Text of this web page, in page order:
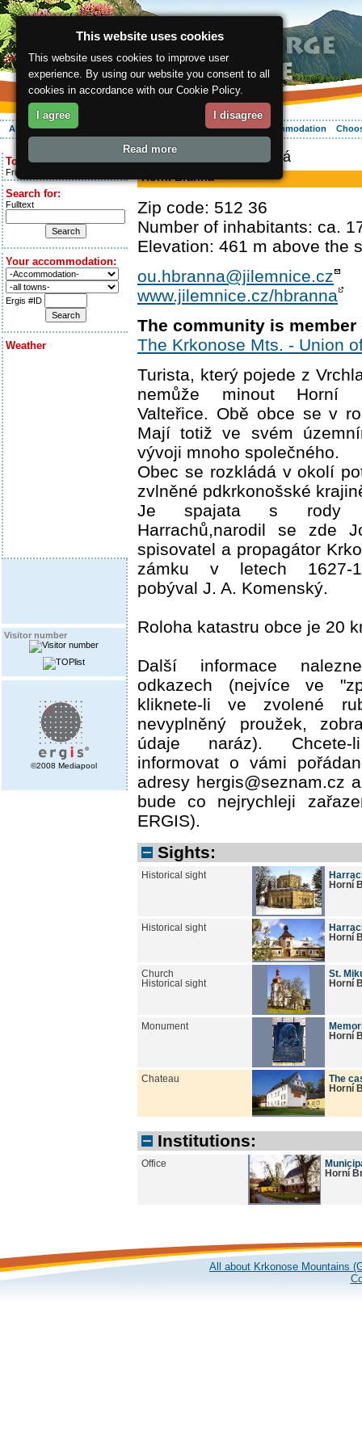
About the region Your vacation Accommodation
Today is:
Friday 7.08.2026
Search for:
Fulltext
Your accommodation:
Ergis #ID
Weather
Visitor number
©2008 Mediapool
ergis.cz > Horní Branná
Horní Branná
Zip code: 512 36
Number of inhabitants: ca.
Elevation: 461 m above the
ou.hbranna@jilemnice.cz
www.jilemnice.cz/hbranna
The community is
The Krkonose Mts. - Union
Turista, který pojede z
nemůže minout Horní
Valteřice. Obě obce se v
Mají totiž ve svém
vývoji mnoho společného.
Obec se rozkládá v okolí
zvlněné pdkrkonošské
Je spajata s rody
Harrachů,narodil se zde
spisovatel a propagátor
zámku v letech 1627-
pobýval J. A. Komenský.
Roloha katastru obce je 20
Další informace
odkazech (nejvíce ve
kliknete-li ve zvolené
nevyplněný proužek,
údaje naráz). Chcete-
informovat o vámi
adresy hergis@seznam.cz
bude co nejrychleji
ERGIS).
Sights:
Historical sight
Horní
Historical sight
Horní
Church
Historical sight
St.
Horní
Monument
Horní
Chateau
The
Horní
Institutions:
Office
Horní
All about Krkonose Mountains
This website uses cookies
This website uses cookies to improve user
experience. By using our website you consent to all
cookies in accordance with our Cookie Policy.
I agree I disagree
Read more